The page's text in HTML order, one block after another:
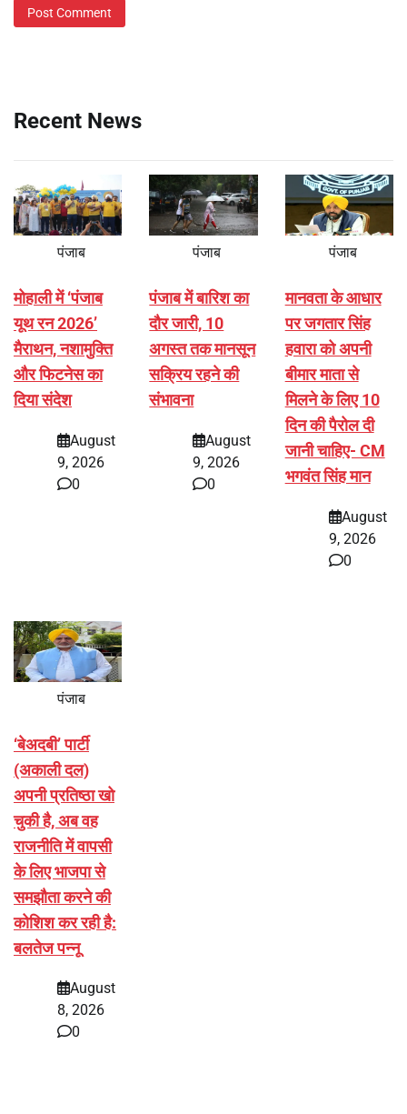
Recent News
पंजाब
मोहाली में ‘पंजाब
यूथ रन 2026’
मैराथन, नशामुक्ति
और फिटनेस का
दिया संदेश
August
9, 2026
0
पंजाब
पंजाब में बारिश का
दौर जारी, 10
अगस्त तक मानसून
सक्रिय रहने की
संभावना
August
9, 2026
0
पंजाब
मानवता के आधार
पर जगतार सिंह
हवारा को अपनी
बीमार माता से
मिलने के लिए 10
दिन की पैरोल दी
जानी चाहिए- CM
भगवंत सिंह मान
August
9, 2026
0
पंजाब
‘बेअदबी’ पार्टी
(अकाली दल)
अपनी प्रतिष्ठा खो
चुकी है, अब वह
राजनीति में वापसी
के लिए भाजपा से
समझौता करने की
कोशिश कर रही है:
बलतेज पन्नू
August
8, 2026
0